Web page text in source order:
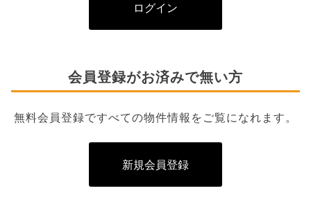
ログイン
会員登録がお済みで無い方
無料会員登録ですべての物件情報をご覧になれます。
新規会員登録